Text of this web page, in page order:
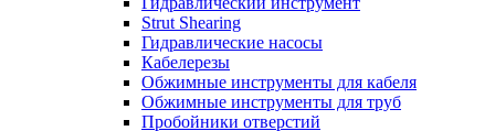
Strut Shearing
Гидравлические насосы
Кабелерезы
Обжимные инструменты для кабеля
Обжимные инструменты для труб
Пробойники отверстий